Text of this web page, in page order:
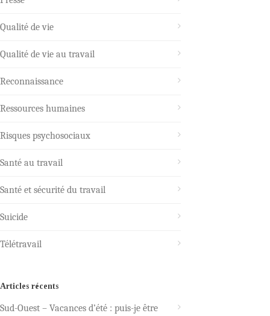
Qualité de vie
Qualité de vie au travail
Reconnaissance
Ressources humaines
Risques psychosociaux
Santé au travail
Santé et sécurité du travail
Suicide
Télétravail
Articles récents
Sud-Ouest – Vacances d’été : puis-je être